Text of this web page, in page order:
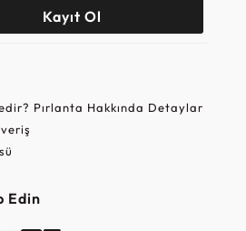
Kayıt Ol
Pırlanta Hakkında Detaylar
Edin